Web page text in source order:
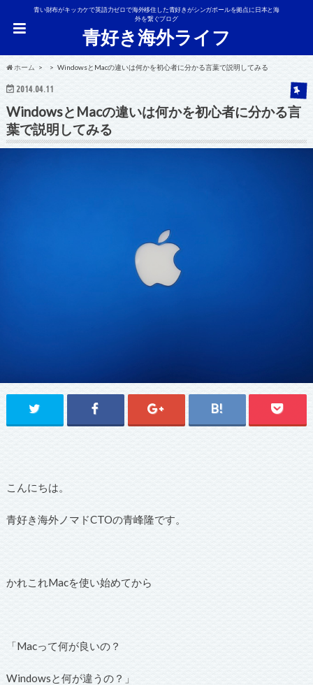
青い財布がキッカケで英語力ゼロで海外移住した青好きがシンガポールを拠点に日本と海
外を繋ぐブログ
青好き海外ライフ
ホーム WindowsとMacの違いは何かを初心者に分かる言葉で説明してみる
2014.04.11
WindowsとMacの違いは何かを初心者に分かる言
葉で説明してみる
こんにちは。
青好き海外ノマドCTOの青峰隆です。
かれこれMacを使い始めてから
「Macって何が良いの？
Windowsと何が違うの？」